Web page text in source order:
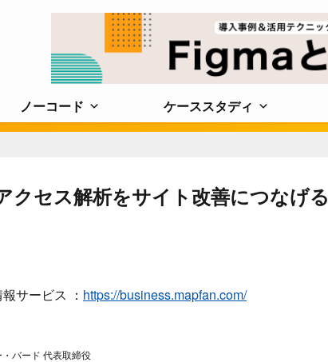
ノーコード ケーススタディ
クセス解析をサイト改善につなげる
サービス ： https://business.mapfan.com/
バード 代表取締役